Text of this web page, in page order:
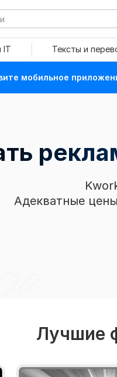
IT Тексты и
мобильное
Адекватные
Лучшие